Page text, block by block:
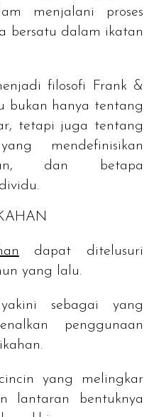
menjalani proses
bersatu dalam ikatan
filosofi Frank &
bukan hanya tentang
tetapi juga tentang
mendefinisikan
dan betapa
dapat ditelusuri
yang lalu.
sebagai yang
penggunaan
yang melingkar
lantaran bentuknya